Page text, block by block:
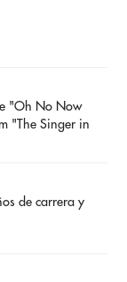
"Oh No Now
"The Singer in
de carrera y